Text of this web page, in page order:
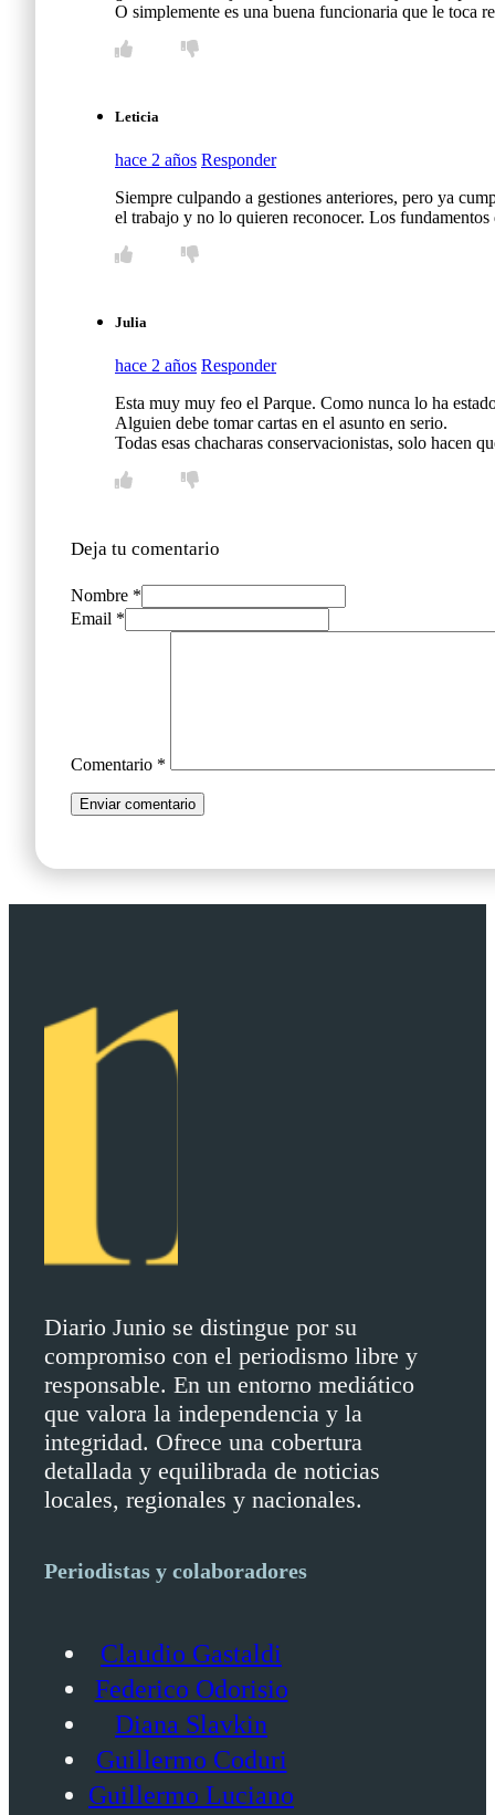
O simplemente es una buena funcionaria que le toca
Leticia
hace 2 años Responder
Siempre culpando a gestiones anteriores, pero ya
el trabajo y no lo quieren reconocer. Los
Julia
hace 2 años Responder
Esta muy muy feo el Parque. Como nunca lo ha
Alguien debe tomar cartas en el asunto en serio.
Todas esas chacharas conservacionistas, solo hacen
Deja tu comentario
Nombre *
Email *
Comentario *
Diario Junio se distingue por su
compromiso con el periodismo libre y
responsable. En un entorno mediático
que valora la independencia y la
integridad. Ofrece una cobertura
detallada y equilibrada de noticias
locales, regionales y nacionales.
Periodistas y colaboradores
Claudio Gastaldi
Federico Odorisio
Diana Slavkin
Guillermo Coduri
Guillermo Luciano